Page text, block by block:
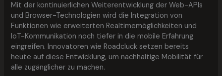
Mit der kontinuierlichen Weiterentwicklung der Web-APIs
und Browser-Technologien wird die Integration von
Funktionen wie erweiterten Realtimemöglichkeiten und
IoT-Kommunikation noch tiefer in die mobile Erfahrung
eingreifen. Innovatoren wie Roadcluck setzen bereits
heute auf diese Entwicklung, um nachhaltige Mobilität für
alle zugänglicher zu machen.